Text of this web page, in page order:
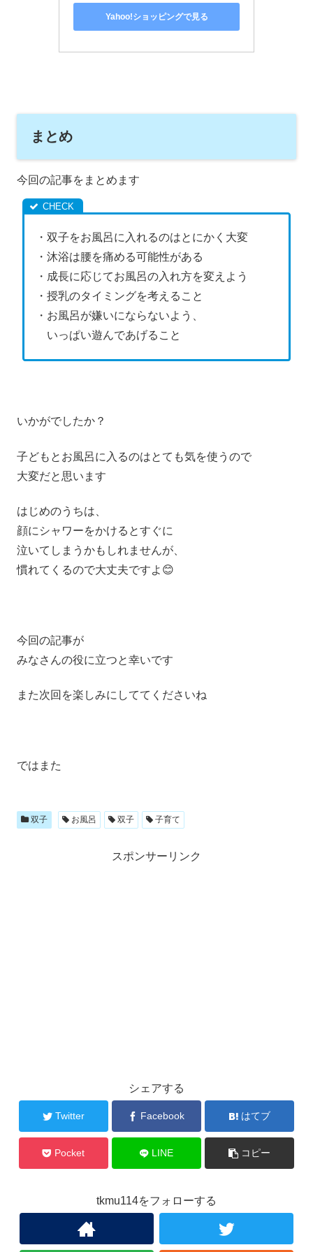
Yahoo!ショッピングで見る
まとめ
今回の記事をまとめます
・双子をお風呂に入れるのはとにかく大変
・沐浴は腰を痛める可能性がある
・成長に応じてお風呂の入れ方を変えよう
・授乳のタイミングを考えること
・お風呂が嫌いにならないよう、
いっぱい遊んであげること
いかがでしたか？
子どもとお風呂に入るのはとても気を使うので
大変だと思います
はじめのうちは、
顔にシャワーをかけるとすぐに
泣いてしまうかもしれませんが、
慣れてくるので大丈夫ですよ😊
今回の記事が
みなさんの役に立つと幸いです
また次回を楽しみにしててくださいね
ではまた
双子 お風呂 双子 子育て
スポンサーリンク
シェアする
Twitter Facebook はてブ
Pocket LINE コピー
tkmu114をフォローする